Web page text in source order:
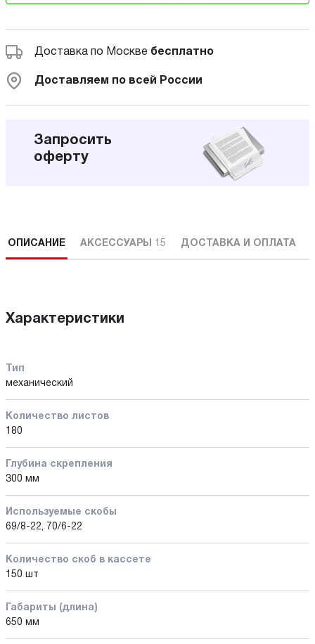
Доставка по Москве бесплатно
Доставляем по всей России
Запросить
оферту
ОПИСАНИЕ АКСЕССУАРЫ 15 ДОСТАВКА И ОПЛАТА
Характеристики
Тип
механический
Количество листов
180
Глубина скрепления
300 мм
Используемые скобы
69/8-22, 70/6-22
Количество cкоб в кассете
150 шт
Габариты (длина)
650 мм